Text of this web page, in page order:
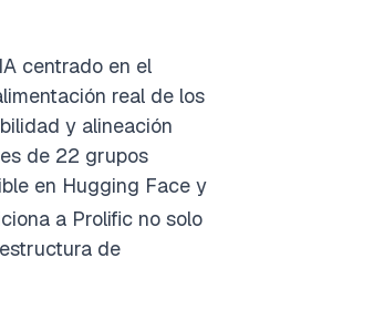
centrado en el
real de los
y alineación
de 22 grupos
en Hugging Face y
a Prolific no solo
de